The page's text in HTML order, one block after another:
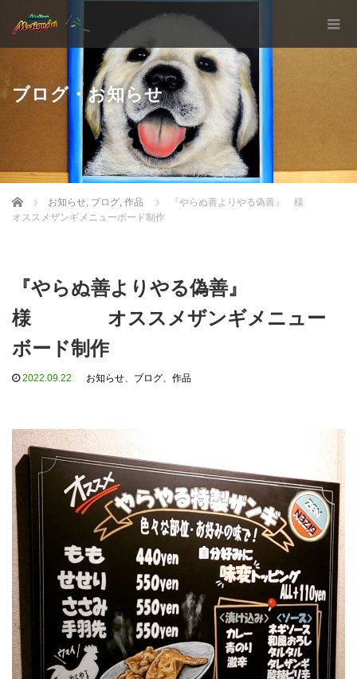
ブログ・お知らせ
Home お知らせ, ブログ, 作品
『やらぬ善よりやる偽善』 様
オススメザンギメニューボード制作
『やらぬ善よりやる偽善』
様 オススメザンギメニュー
ボード制作
2022.09.22 お知らせ、 ブログ、 作品